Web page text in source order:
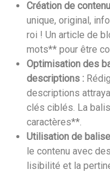
Création de
unique, original,
roi ! Un article de
mots** pour être
Optimisation des
descriptions :
descriptions
clés ciblés. La
caractères**.
Utilisation de
le contenu avec
lisibilité et la